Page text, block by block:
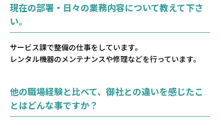
現在の部署・日々の業務内容について教えて下さ
い。
サービス課で整備の仕事をしています。
レンタル機器のメンテナンスや修理などを行っています。
他の職場経験と比べて、御社との違いを感じたこ
とはどんな事ですか？